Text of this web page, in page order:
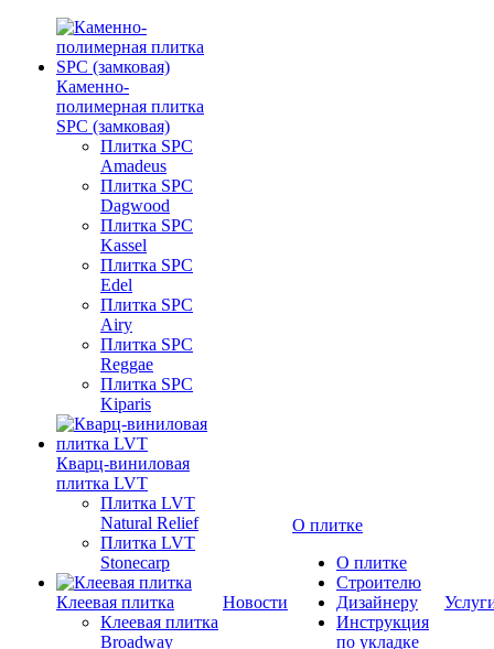
Каменно-
полимерная плитка
SPC (замковая)
Плитка SPC
Amadeus
Плитка SPC
Dagwood
Плитка SPC
Kassel
Плитка SPC
Edel
Плитка SPC
Airy
Плитка SPC
Reggae
Плитка SPC
Kiparis
Кварц-виниловая
плитка LVT
Плитка LVT
Natural Relief
Плитка LVT
Stonecarp
Клеевая плитка
Клеевая плитка
Broadway
Новости
О плитке
О плитке
Строителю
Дизайнеру
Инструкция
по укладке